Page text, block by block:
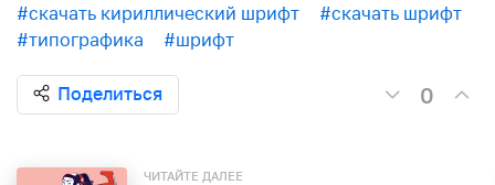
#скачать кириллический шрифт
#скачать шрифт
#типографика
#шрифт
Поделиться 0
ЧИТАЙТЕ ДАЛЕЕ